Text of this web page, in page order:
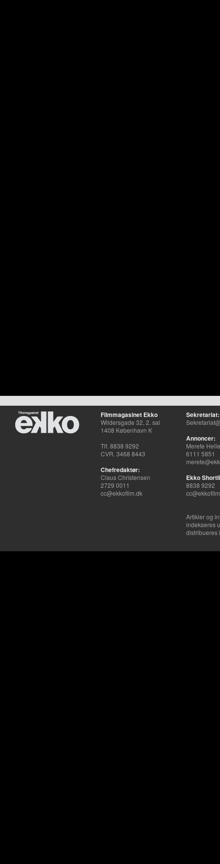
Filmmagasinet Ekko
Wildersgade 32, 2. sal
1408 København K
Tlf. 8838 9292
CVR. 3468 8443
Chefredaktør:
Claus Christensen
2729 0011
cc@ekkofilm.dk
Sekretariat:
Annoncer:
Merete
6111 5851
Ekko
8838 9292
Artikler og
indekseres
distribueres